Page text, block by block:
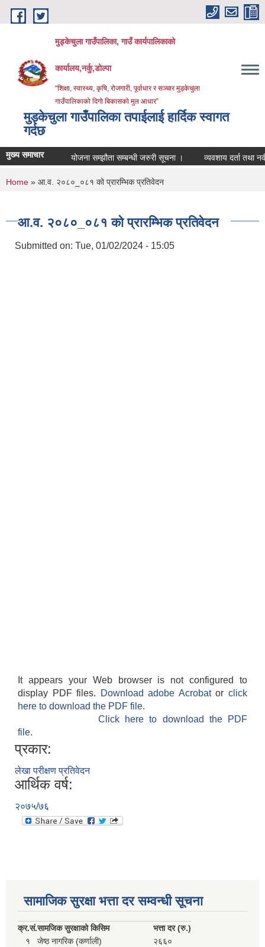
Skip to main content
मुड्केचुला गाउँपालिका, गाउँ कार्यपालिकाको
कार्यालय,नर्कु,डोल्पा
“शिक्षा, स्वास्थ्य, कृषि, रोजगारी, पूर्वाधार र सञ्चार मुड्केचुला
गाउँपालिकाको दिगो बिकासको मुल आधार”
मुड्केचुला गाउँपालिका तपाईलाई हार्दिक स्वागत
गर्दछ
मुख्य समाचार योजना सम्झौता सम्बन्धी जरुरी सूचना । व्यवशाय दर्ता तथा नवीकरण
You are here
Home » आ.व. २०८०_०८१ को प्रारम्भिक प्रतिवेदन
आ.व. २०८०_०८१ को प्रारम्भिक प्रतिवेदन
Submitted on: Tue, 01/02/2024 - 15:05
It appears your Web browser is not configured to
display PDF files.
Download adobe Acrobatorclick
here to download the PDF file.
Click here to download the PDF
file.
प्रकार:
लेखा परीक्षण प्रतिवेदन
आर्थिक वर्ष:
२०७५/७६
सामाजिक सुरक्षा भत्ता दर सम्वन्धी सूचना
क्र.सं.सामजिक सुरक्षाको किसिम
भत्ता दर (रु.)
१
जेष्ठ नागरिक (कर्णाली)
२६६०